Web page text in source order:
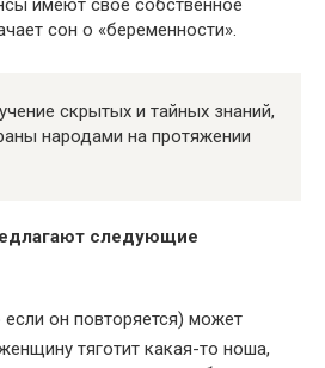
сон о «беременности».
скрытых и тайных знаний,
народами на протяжении
следующие
он повторяется) может
тяготит какая-то ноша,